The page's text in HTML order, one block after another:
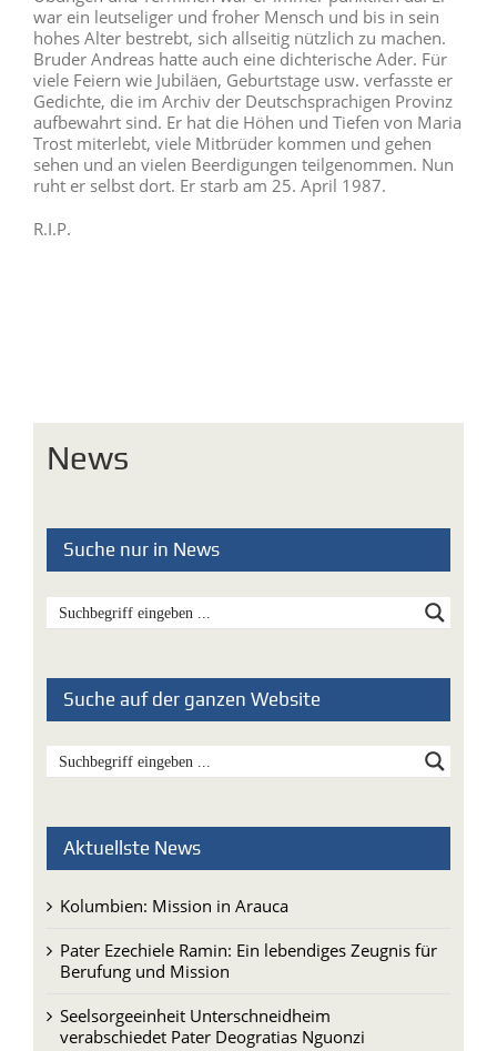
war ein leutseliger und froher Mensch und bis in sein
hohes Alter bestrebt, sich allseitig nützlich zu machen.
Bruder Andreas hatte auch eine dichterische Ader. Für
viele Feiern wie Jubiläen, Geburtstage usw. verfasste er
Gedichte, die im Archiv der Deutschsprachigen Provinz
aufbewahrt sind. Er hat die Höhen und Tiefen von Maria
Trost miterlebt, viele Mitbrüder kommen und gehen
sehen und an vielen Beerdigungen teilgenommen. Nun
ruht er selbst dort. Er starb am 25. April 1987.
R.I.P.
News
Suche nur in News
Suche auf der ganzen Website
Aktuellste News
Kolumbien: Mission in Arauca
Pater Ezechiele Ramin: Ein lebendiges Zeugnis für
Berufung und Mission
Seelsorgeeinheit Unterschneidheim
verabschiedet Pater Deogratias Nguonzi